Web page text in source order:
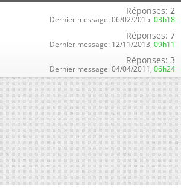
Réponses: 2
Dernier message: 06/02/2015, 03h18
Réponses: 7
Dernier message: 12/11/2013, 09h11
Réponses: 3
Dernier message: 04/04/2011, 06h24